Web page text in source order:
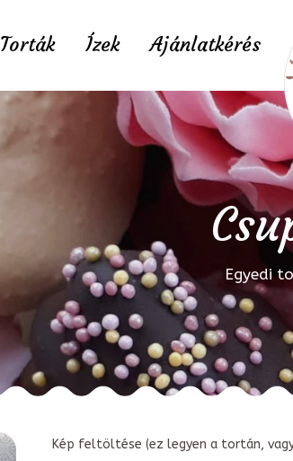
Torták Ízek Ajánlatkérés
Egyedi
Kép feltöltése (ez legyen a tortán,